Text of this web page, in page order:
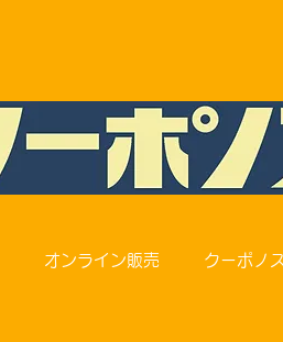
オンライン販売 クーポノ